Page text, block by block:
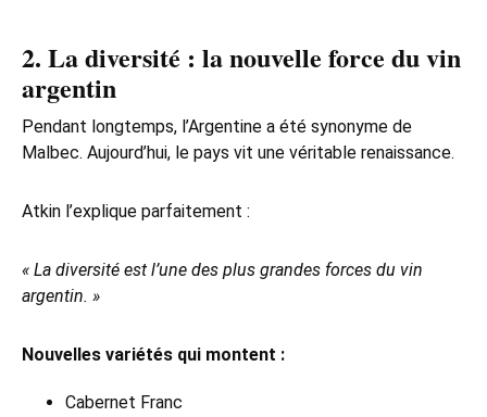
2. La diversité : la nouvelle force du vin
argentin
Pendant longtemps, l’Argentine a été synonyme de
Malbec. Aujourd’hui, le pays vit une véritable renaissance.
Atkin l’explique parfaitement :
« La diversité est l’une des plus grandes forces du vin
argentin. »
Nouvelles variétés qui montent :
Cabernet Franc